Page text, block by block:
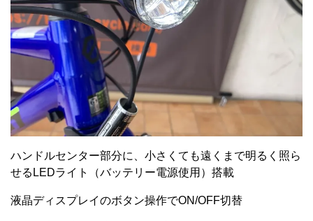
ハンドルセンター部分に、小さくても遠くまで明るく照ら
せるLEDライト（バッテリー電源使用）搭載
液晶ディスプレイのボタン操作でON/OFF切替